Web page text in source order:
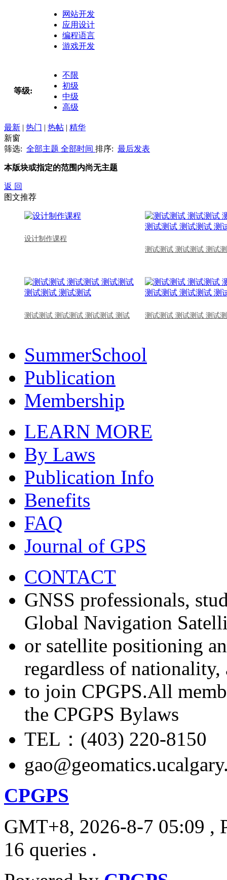
网站开发
应用设计
编程语言
游戏开发
等级:
不限
初级
中级
高级
最新 | 热门 | 热帖 | 精华
新窗
筛选: 全部主题 全部时间 排序: 最后发表
本版块或指定的范围内尚无主题
返 回
图文推荐
设计制作课程
测试测试 测试测试 测试
测试测试 测试测试 测试测试 测试 测试测试 测试测试 测试
SummerSchool
Publication
Membership
LEARN MORE
By Laws
Publication Info
Benefits
FAQ
Journal of GPS
CONTACT
GNSS professionals,
Global Navigation
or satellite positioning
regardless of nationality,
to join CPGPS.All
the CPGPS Bylaws
TEL：(403) 220-8150
CPGPS
GMT+8, 2026-8-7 05:09 ,
16 queries .